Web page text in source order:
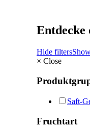
Entdecke
Hide filters
× Close
Saft-
Fruchtart